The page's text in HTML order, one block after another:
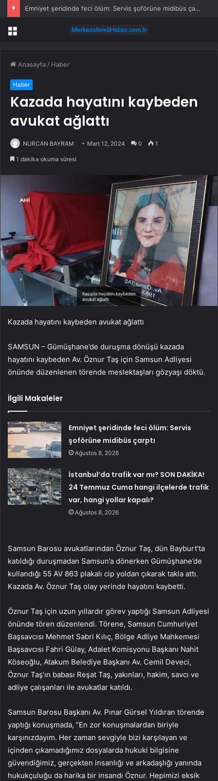
Emniyet şeridinde feci ölüm: Servis şoförüne midibüs çarptı
Menü
Anasayfa / Haber
Haber
Kazada hayatını kaybeden
avukat ağlattı
NURCAN BAYRAM Mart 12, 2024 0 1
1 dakika okuma süresi
Kazada hayatını kaybeden avukat ağlattı
SAMSUN – Gümüşhane’de duruşma dönüşü kazada
hayatını kaybeden Av. Öznur Taş için Samsun Adliyesi
önünde düzenlenen törende meslektaşları gözyaşı döktü.
İlgili Makaleler
Emniyet şeridinde feci ölüm: Servis
şoförüne midibüs çarptı
Ağustos 8, 2026
İstanbul’da trafik var mı? SON DAKİKA!
24 Temmuz Cuma hangi ilçelerde trafik
var, hangi yollar kapalı?
Ağustos 8, 2026
Samsun Barosu avukatlarından Öznur Taş, dün Bayburt’ta
katıldığı duruşmadan Samsun’a dönerken Gümüşhane’de
kullandığı 55 AV 863 plakalı cip yoldan çıkarak takla attı.
Kazada Av. Öznur Taş olay yerinde hayatını kaybetti.
Öznur Taş için uzun yıllardır görev yaptığı Samsun Adliyesi
önünde tören düzenlendi. Törene, Samsun Cumhuriyet
Başsavcısı Mehmet Sabri Kılıç, Bölge Adliye Mahkemesi
Başsavcısı Fahri Gülay, Adalet Komisyonu Başkanı Nahit
Köseoğlu, Atakum Belediye Başkanı Av. Cemil Deveci,
Öznur Taş’ın babası Reşat Taş, yakınları, hakim, savcı ve
adliye çalışanları ile avukatlar katıldı.
Samsun Barosu Başkanı Av. Pınar Gürsel Yıldıran törende
yaptığı konuşmada, “En zor konuşmalardan biriyle
karşınızdayım. Her zaman sevgiyle bizi karşılayan ve
içinden çıkamadığımız dosyalarda hukuki bilgisine
güvendiğimiz, gerçekten insanlığı ve arkadaşlığı yanında
hukukçuluğu da harika bir insandı Öznur. Hepimizi eksik